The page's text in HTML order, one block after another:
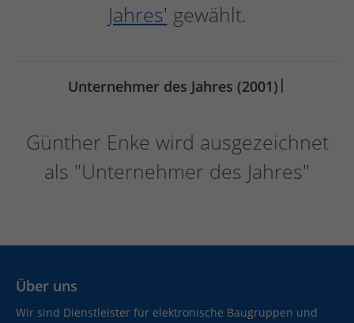
Jahres' gewählt.
Unternehmer des Jahres (2001) |
Günther Enke wird ausgezeichnet
als "Unternehmer des Jahres"
Über uns
Wir sind Dienstleister für elektronische Baugruppen und